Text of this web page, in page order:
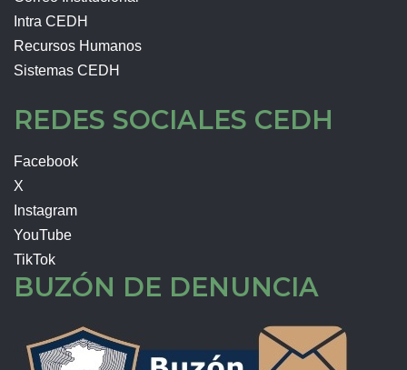
Intra CEDH
Recursos Humanos
Sistemas CEDH
REDES SOCIALES CEDH
Facebook
X
Instagram
YouTube
TikTok
BUZÓN DE DENUNCIA